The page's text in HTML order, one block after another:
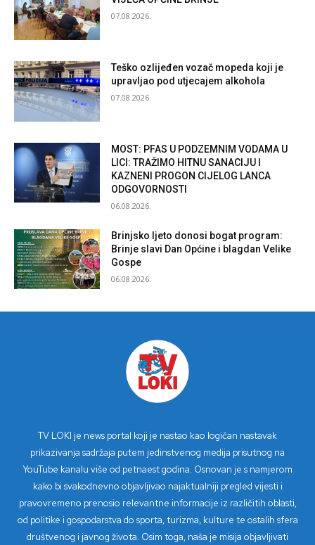
07.08.2026.
Teško ozlijeđen vozač mopeda koji je
upravljao pod utjecajem alkohola
07.08.2026.
MOST: PFAS U PODZEMNIM VODAMA U
LICI: TRAŽIMO HITNU SANACIJU I
KAZNENI PROGON CIJELOG LANCA
ODGOVORNOSTI
06.08.2026.
Brinjsko ljeto donosi bogat program:
Brinje slavi Dan Općine i blagdan Velike
Gospe
06.08.2026.
TV LOKI je news portal koji je nastao kao logičan nastavak
prikazivanja sadržaja putem jedinstvenog medija prisutnog na
YouTube kanalu više od petnaest godina. Osnovan je s namjerom
kako bi svakodnevno objavljivao najaktualniji pregled vijesti i
pravovremeno prenosio relevantne informacije iz različitih oblasti,
od politike i gospodarstva do sporta, turizma, kulture te ostalih sfera
društvenog i javnog života. Osim toga, naša je misija objavljivati